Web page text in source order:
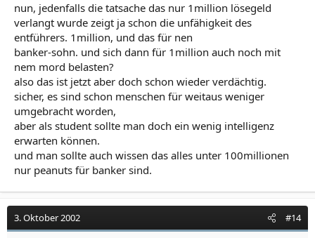
nun, jedenfalls die tatsache das nur 1million lösegeld
verlangt wurde zeigt ja schon die unfähigkeit des
entführers. 1million, und das für nen
banker-sohn. und sich dann für 1million auch noch mit
nem mord belasten?
also das ist jetzt aber doch schon wieder verdächtig.
sicher, es sind schon menschen für weitaus weniger
umgebracht worden,
aber als student sollte man doch ein wenig intelligenz
erwarten können.
und man sollte auch wissen das alles unter 100millionen
nur peanuts für banker sind.
3. Oktober 2002 #14